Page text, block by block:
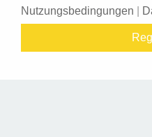
Nutzungsbedingungen